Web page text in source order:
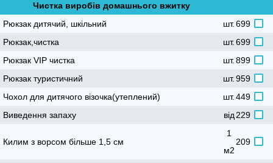
Чистка виробів домашнього вжитку
Рюкзак дитячий, шкільний
шт.699
Рюкзак,чистка
шт.699
Рюкзак VIP чистка
шт.899
Рюкзак туристичний
шт.959
Чохол для дитячого візочка(утеплений)
шт.449
иведення запаху
ід 229
Килим з ворсом більше 1,5 см
1
м2
209